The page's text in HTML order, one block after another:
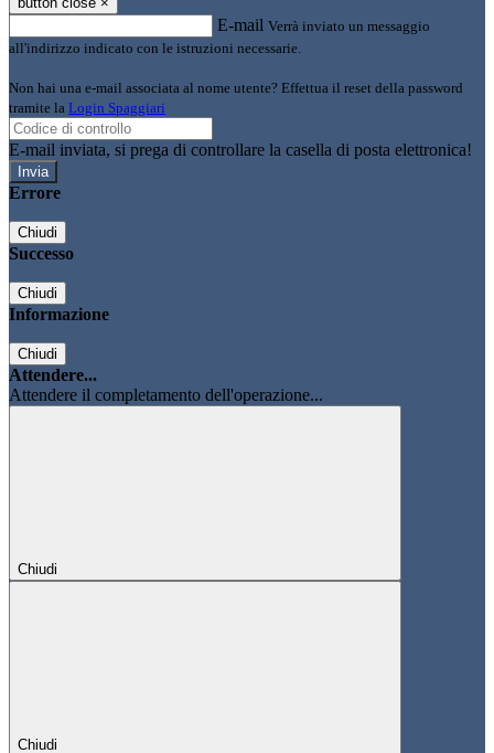
E-mail Verrà inviato un messaggio
all'indirizzo indicato con le istruzioni necessarie.
Non hai una e-mail associata al nome utente? Effettua il reset della password
tramite la Login Spaggiari
E-mail inviata, si prega di controllare la casella di posta elettronica!
Errore
Chiudi
Successo
Chiudi
Informazione
Chiudi
Attendere...
Attendere il completamento dell'operazione...
Chiudi
Chiudi